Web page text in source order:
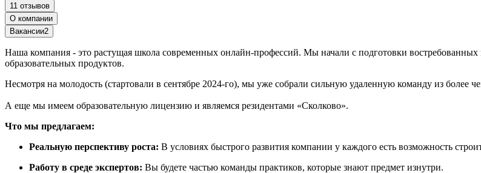
11 отзывов
О компании
Вакансии2
Наша компания - это растущая школа современных онлайн-профессий. Мы начали с подготовки
образовательных продуктов.
Несмотря на молодость (стартовали в сентябре 2024-го), мы уже собрали сильную удаленную команду из более
А еще мы имеем образовательную лицензию и являемся резидентами «Сколково».
Что мы предлагаем:
Реальную перспективу роста: В условиях быстрого развития компании у каждого есть возможность
Работу в среде экспертов: Вы будете частью команды практиков, которые знают предмет изнутри.